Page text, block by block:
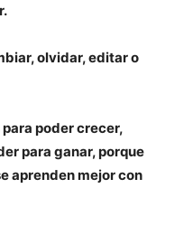
olvidar, editar o
poder crecer,
para ganar, porque
aprenden mejor con